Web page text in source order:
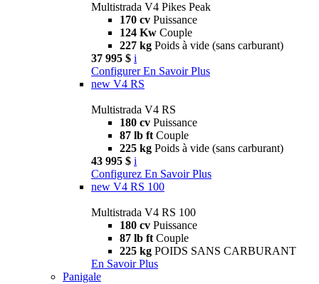
Multistrada V4 Pikes Peak
170 cv Puissance
124 Kw Couple
227 kg Poids à vide (sans carburant)
37 995 $ i
Configurer En Savoir Plus
new V4 RS
Multistrada V4 RS
180 cv Puissance
87 lb ft Couple
225 kg Poids à vide (sans carburant)
43 995 $ i
Configurez En Savoir Plus
new V4 RS 100
Multistrada V4 RS 100
180 cv Puissance
87 lb ft Couple
225 kg POIDS SANS CARBURANT
En Savoir Plus
Panigale